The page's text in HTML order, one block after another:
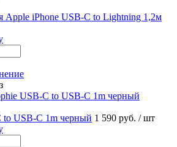
Apple iPhone USB-C to Lightning 1,2м
to USB-C 1m черный 1 590 руб. / шт